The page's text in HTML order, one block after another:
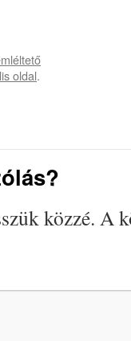
oldal.
közzé. A